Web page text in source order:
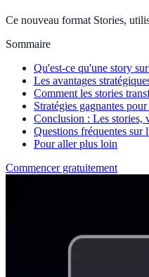
Ce nouveau format Stories,
Sommaire
Qu'est-ce qu'une story
Les avantages
Comment les stories
Stratégies gagnantes
Conclusion : Les stories,
Questions fréquentes
Pour aller plus loin
Commencer gratuitement